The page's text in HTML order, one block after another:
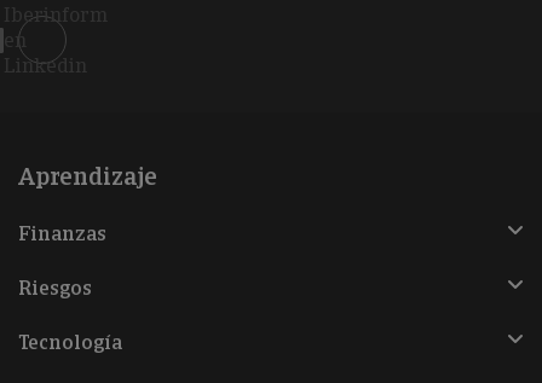
Iberinform
en
Linkedin
Aprendizaje
Finanzas
Riesgos
Tecnología